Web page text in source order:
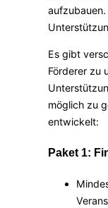
aufzubauen.
Es gibt
Förderer zu
möglich zu
entwickelt:
Paket 1: